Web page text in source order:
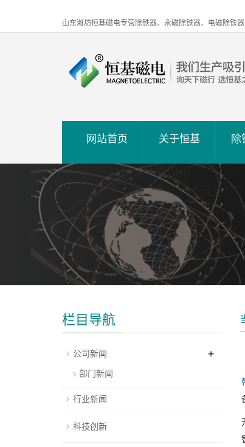
山东潍坊恒基磁电专营除铁器、永磁除铁器、电磁除铁器
网站首页 关于恒基 除
栏目导航
公司新闻 +
部门新闻
行业新闻
科技创新